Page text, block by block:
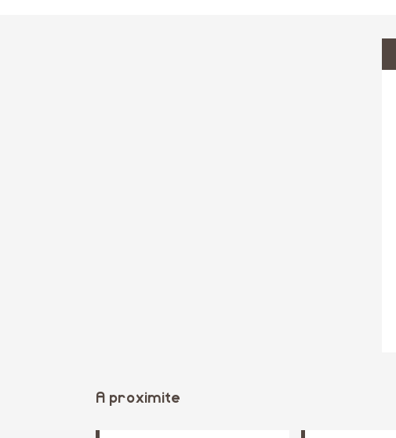
A proximite